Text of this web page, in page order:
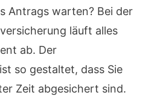
Antrags warten? Bei der
läuft alles
ab. Der
so gestaltet, dass Sie
Zeit abgesichert sind.